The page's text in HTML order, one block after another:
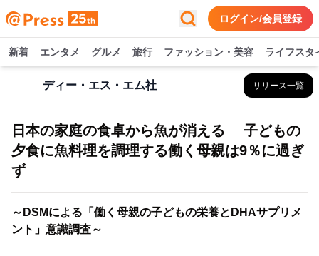
ログイン/会員登録
新着 エンタメ グルメ 旅行 ファッション・美容 ライフスタ
ディー・エス・エム社 リリース一覧
日本の家庭の食卓から魚が消える 子どもの
夕食に魚料理を調理する働く母親は9％に過ぎ
ず
～DSMによる「働く母親の子どもの栄養とDHAサプリメ
ント」意識調査～